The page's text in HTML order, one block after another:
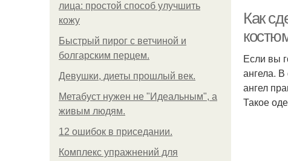
лица: простой способ улучшить
кожу
Быстрый пирог с ветчиной и
болгарским перцем.
Девушки, диеты прошлый век.
Метабуст нужен не "Идеальным", а
живым людям.
12 ошибок в приседании.
Комплекс упражнений для
Как
Если вы
ангела. В
ангел
Такое